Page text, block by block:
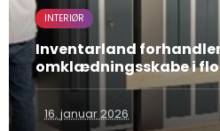
INTERIØR
Inventarland
omklædningsskabe i
16. januar 2026